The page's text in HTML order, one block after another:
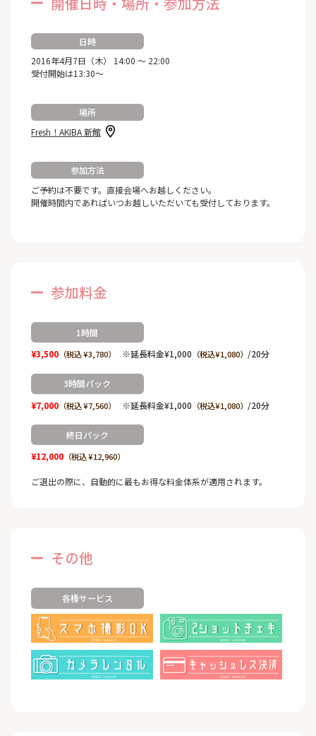
日時
2016年4月7日（木） 14:00 ～ 22:00
受付開始は13:30～
場所
Fresh！AKIBA 新館
参加方法
ご予約は不要です。直接会場へお越しください。
開催時間内であればいつお越しいただいても受付しております。
参加料金
1時間
¥3,500（税込 ¥3,780） ※延長料金¥1,000 （税込¥1,080） /20分
3時間パック
¥7,000（税込 ¥7,560） ※延長料金¥1,000 （税込¥1,080） /20分
終日パック
¥12,000（税込 ¥12,960）
ご退出の際に、自動的に最もお得な料金体系が適用されます。
その他
各種サービス